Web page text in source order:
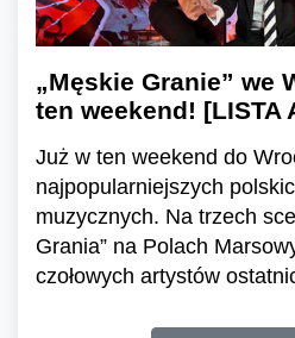
„Męskie Granie” we
ten weekend! [LISTA
Już w ten weekend do
najpopularniejszych
muzycznych. Na trzech
Grania” na Polach
czołowych artystów